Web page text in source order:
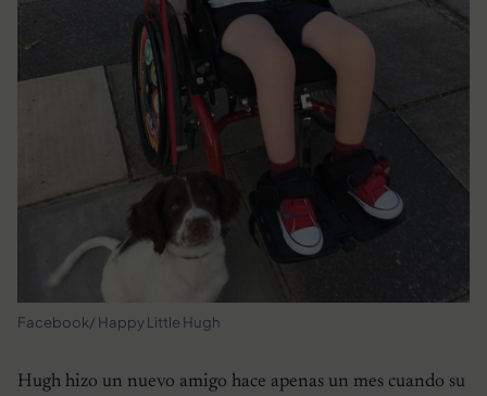
Facebook/ Happy Little Hugh
Hugh hizo un nuevo amigo hace apenas un mes cuando su